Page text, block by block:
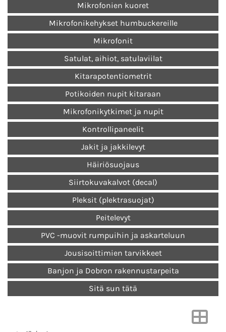
Mikrofonien kuoret
Mikrofonikehykset humbuckereille
Mikrofonit
Satulat, aihiot, satulaviilat
Kitarapotentiometrit
Potikoiden nupit kitaraan
Mikrofonikytkimet ja nupit
Kontrollipaneelit
Jakit ja jakkilevyt
Häiriösuojaus
Siirtokuvakalvot (decal)
Pleksit (plektrasuojat)
Peitelevyt
PVC -muovit rumpuihin ja askarteluun
Jousisoittimien tarvikkeet
Banjon ja Dobron rakennustarpeita
Sitä sun tätä